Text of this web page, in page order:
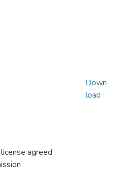
agreed
Down
load